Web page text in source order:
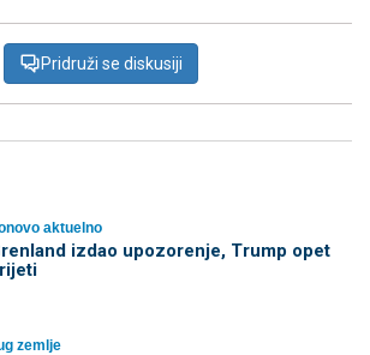
Pridruži se diskusiji
aktuelno
izdao upozorenje, Trump opet
zemlje